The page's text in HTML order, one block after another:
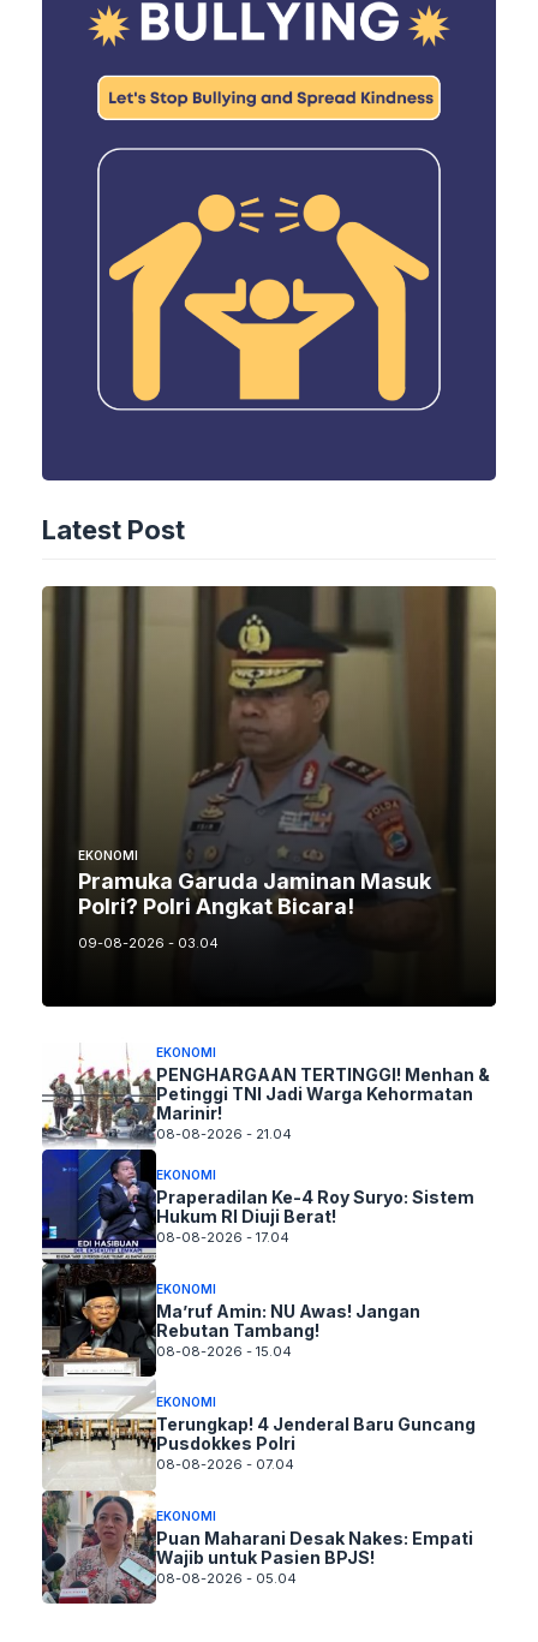
Latest Post
EKONOMI
Pramuka Garuda Jaminan Masuk
Polri? Polri Angkat Bicara!
09-08-2026 - 03.04
EKONOMI
PENGHARGAAN TERTINGGI! Menhan &
Petinggi TNI Jadi Warga Kehormatan
Marinir!
08-08-2026 - 21.04
EKONOMI
Praperadilan Ke-4 Roy Suryo: Sistem
Hukum RI Diuji Berat!
08-08-2026 - 17.04
EKONOMI
Ma’ruf Amin: NU Awas! Jangan
Rebutan Tambang!
08-08-2026 - 15.04
EKONOMI
Terungkap! 4 Jenderal Baru Guncang
Pusdokkes Polri
08-08-2026 - 07.04
EKONOMI
Puan Maharani Desak Nakes: Empati
Wajib untuk Pasien BPJS!
08-08-2026 - 05.04